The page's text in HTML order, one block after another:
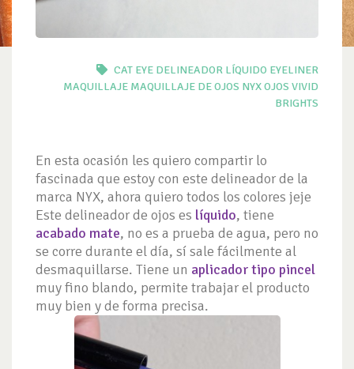
CAT EYE DELINEADOR LÍQUIDO EYELINER
MAQUILLAJE MAQUILLAJE DE OJOS NYXOJOS VIVID
BRIGHTS
En esta ocasión les quiero compartir lo
fascinada que estoy con este delineador de la
marca NYX, ahora quiero todos los colores jeje
Este delineador de ojos es líquido, tiene
acabado mate, no es a prueba de agua, pero no
se corre durante el día, sí sale fácilmente al
desmaquillarse. Tiene un aplicador tipo pincel
muy fino blando, permite trabajar el producto
muy bien y de forma precisa.